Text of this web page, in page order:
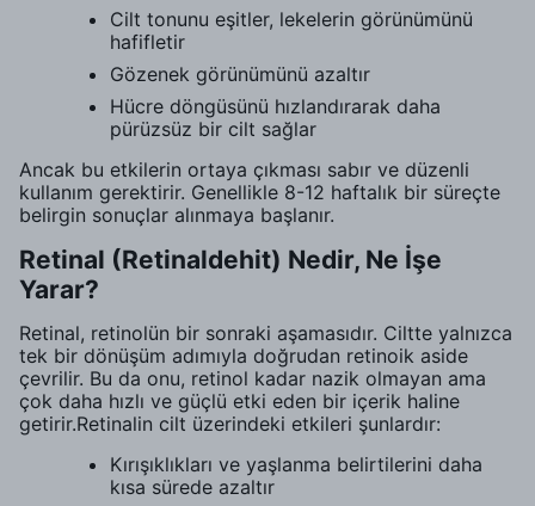
Cilt tonunu eşitler, lekelerin görünümünü
hafifletir
Gözenek görünümünü azaltır
Hücre döngüsünü hızlandırarak daha
pürüzsüz bir cilt sağlar
Ancak bu etkilerin ortaya çıkması sabır ve düzenli
kullanım gerektirir. Genellikle 8-12 haftalık bir süreçte
belirgin sonuçlar alınmaya başlanır.
Retinal (Retinaldehit) Nedir, Ne İşe
Yarar?
Retinal, retinolün bir sonraki aşamasıdır. Ciltte yalnızca
tek bir dönüşüm adımıyla doğrudan retinoik aside
çevrilir. Bu da onu, retinol kadar nazik olmayan ama
çok daha hızlı ve güçlü etki eden bir içerik haline
getirir.Retinalin cilt üzerindeki etkileri şunlardır:
Kırışıklıkları ve yaşlanma belirtilerini daha
kısa sürede azaltır